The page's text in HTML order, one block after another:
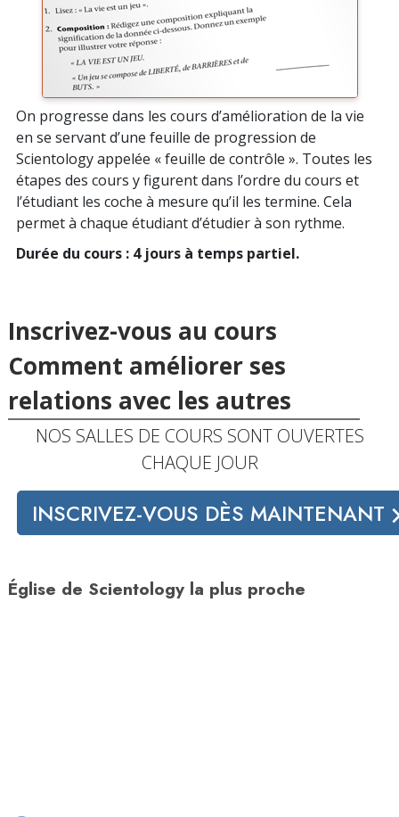
On progresse dans les cours d’amélioration de la vie
en se servant d’une feuille de progression de
Scientology appelée « feuille de contrôle ». Toutes les
étapes des cours y figurent dans l’ordre du cours et
l’étudiant les coche à mesure qu’il les termine. Cela
permet à chaque étudiant d’étudier à son rythme.
Durée du cours : 4 jours à temps partiel.
Inscrivez-vous au cours
Comment améliorer ses
relations avec les autres
NOS SALLES DE COURS SONT OUVERTES
CHAQUE JOUR
INSCRIVEZ-VOUS DÈS MAINTENANT
Église de Scientology la plus proche